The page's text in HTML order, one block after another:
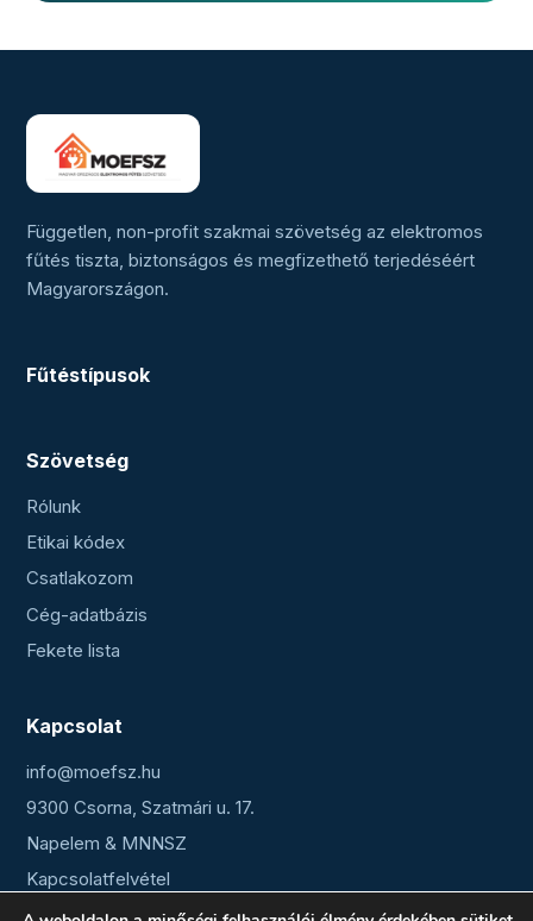
Független, non-profit szakmai szövetség az elektromos
fűtés tiszta, biztonságos és megfizethető terjedéséért
Magyarországon.
Fűtéstípusok
Szövetség
Rólunk
Etikai kódex
Csatlakozom
Cég-adatbázis
Fekete lista
Kapcsolat
info@moefsz.hu
9300 Csorna, Szatmári u. 17.
Napelem & MNNSZ
Kapcsolatfelvétel